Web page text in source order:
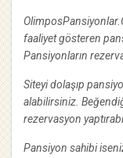
faaliyet gösteren
Pansiyonların
Siteyi dolaşıp
alabilirsiniz.
rezervasyon
Pansiyon sahibi